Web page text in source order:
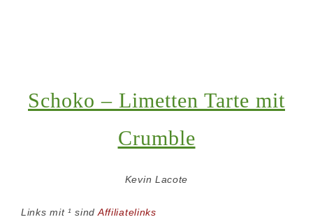
Schoko – Limetten Tarte mit
Crumble
Kevin Lacote
Links mit ¹ sindAffiliatelinks